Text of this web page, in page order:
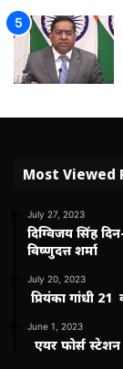
Most Viewed
July 27, 2023
दिग्विजय सिंह
विष्णुदत्त शर्मा
July 20, 2023
प्रियंका गांधी 21
June 1, 2023
एयर फोर्स